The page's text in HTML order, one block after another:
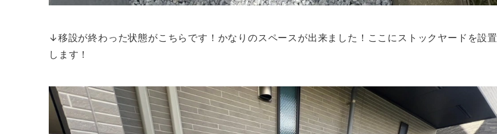
↓移設が終わった状態がこちらです！かなりのスペースが出来ました！ここにストックヤードを設置
します！